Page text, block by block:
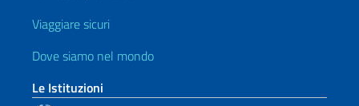
Viaggiare sicuri
Dove siamo nel mondo
Le Istituzioni